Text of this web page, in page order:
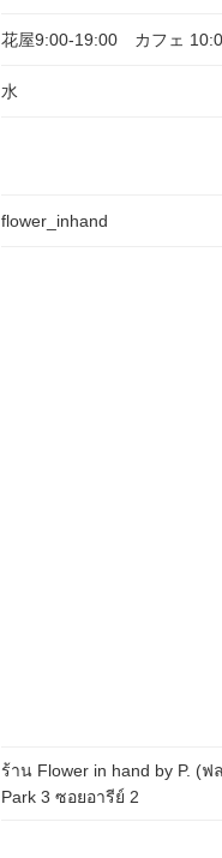
花屋9:00-19:00 カフェ
水
flower_inhand
ร้าน Flower in hand by P. (
Park 3 ซอยอารีย์ 2